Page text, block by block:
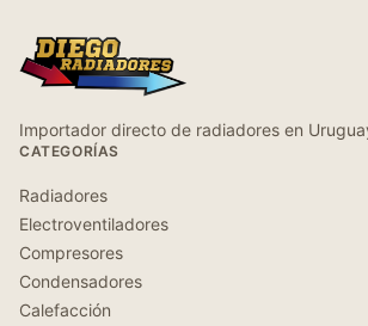
Importador directo de radiadores en
CATEGORÍAS
Radiadores
Electroventiladores
Compresores
Condensadores
Calefacción